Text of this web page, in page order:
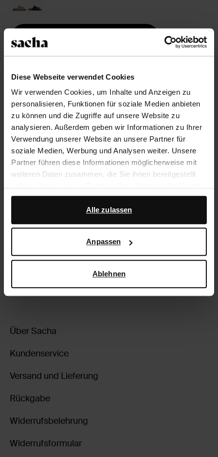
Diese Webseite verwendet Cookies
Wir verwenden Cookies, um Inhalte und Anzeigen zu
personalisieren, Funktionen für soziale Medien anbieten
zu können und die Zugriffe auf unsere Website zu
analysieren. Außerdem geben wir Informationen zu Ihrer
Verwendung unserer Website an unsere Partner für
soziale Medien, Werbung und Analysen weiter. Unsere
Partner führen diese Informationen möglicherweise mit
weiteren Daten zusammen, die Sie ihnen bereitgestellt
gesammelt haben.
Darüber hinaus arbeiten wir mit Google zu Werbe- und
darüber, wie Google Ihre personenbezogenen Daten
verwendet, finden Sie auf derSeite zur geschäftlichen
Alle zulassen
Anpassen
Ablehnen
Größe auswählen
Rechnungskauf
14 Tage Bedenkzeit
Produktbeschreibung
Beigefarbene Veloursleder-Sandalen der Marke
Sacha. Die Sandalen haben zwei breite Riemchen mit
silberfarbenen Schnallen und eine 3 cm dicke Sohle.
Innenseite ist aus Leder gearbeitet.
Produktdetails
Über Sacha
Kundenservice
Versand und Lieferung
Rückgabe
Widerrufsbelehrung
Widerrufsformular